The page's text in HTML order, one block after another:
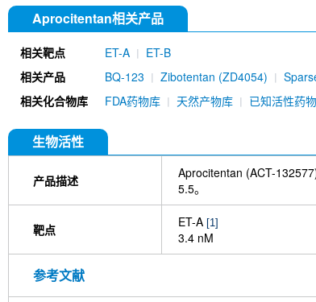
Aprocitentan相关产品
相关靶点 ET-A
ET-B
相关产品
BQ-123 Zibotentan (ZD4054)
相关化合物库
FDA药物库 天然产物库 已知活性药
生物活性
产品描述 Aprocitentan (ACT-
5.5。
靶点 ET-A [1]
3.4 nM
参考文献